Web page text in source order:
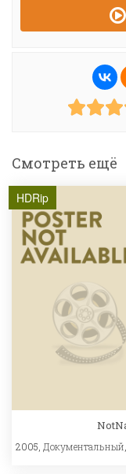
Смотреть ещё
HDRip
2005, Документальный